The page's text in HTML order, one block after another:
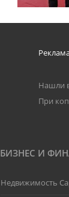
Нашли
При
БИЗНЕС И
Недвижимость